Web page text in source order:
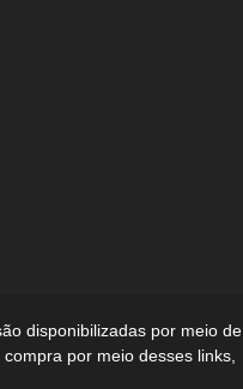
disponibilizadas por meio de
por meio desses links,